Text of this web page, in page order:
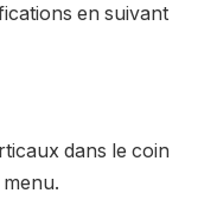
en suivant
dans le coin